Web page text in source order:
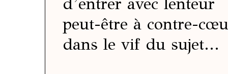
peut-être à contre-
dans le vif du sujet...